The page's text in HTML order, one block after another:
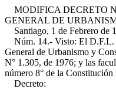
MODIFICA DECRETO
GENERAL DE
Santiago, 1 de Febrero de
Núm. 14.- Visto: El D.F.L.
General de Urbanismo y
N° 1.305, de 1976; y las
número 8° de la
Decreto: